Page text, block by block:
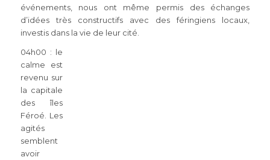
événements, nous ont même permis des échanges
d’idées très constructifs avec des féringiens locaux,
investis dans la vie de leur cité.
04h00 : le
calme est
revenu sur
la capitale
des îles
Féroé. Les
agités
semblent
avoir